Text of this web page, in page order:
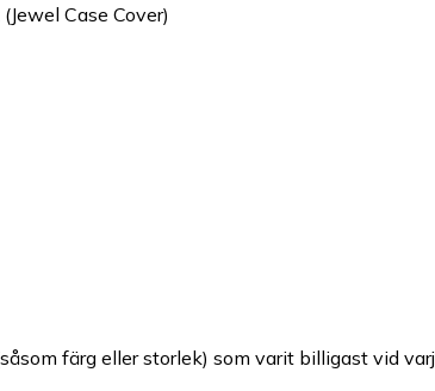
Case Cover)
färg eller storlek) som varit billigast vid